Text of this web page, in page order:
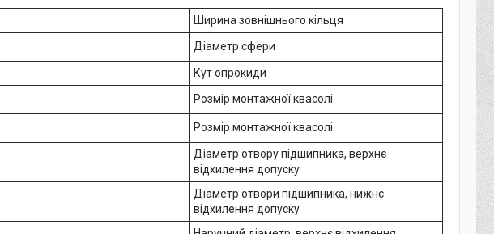
Ширина зовнішнього кільця
Діаметр сфери
Кут опрокиди
Розмір монтажної квасолі
Розмір монтажної квасолі
Діаметр отвору підшипника, верхнє
відхилення допуску
Діаметр отвори підшипника, нижнє
відхилення допуску